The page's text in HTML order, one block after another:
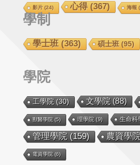
影片(24) 心得(367) 海報
學制
學士班(363) 碩士班(95)
學院
工學院 (30) 文學院 (88)
獸醫學院(5) 理學院(9) 生命科
管理學院 (159) 農資學
電資學院(6)